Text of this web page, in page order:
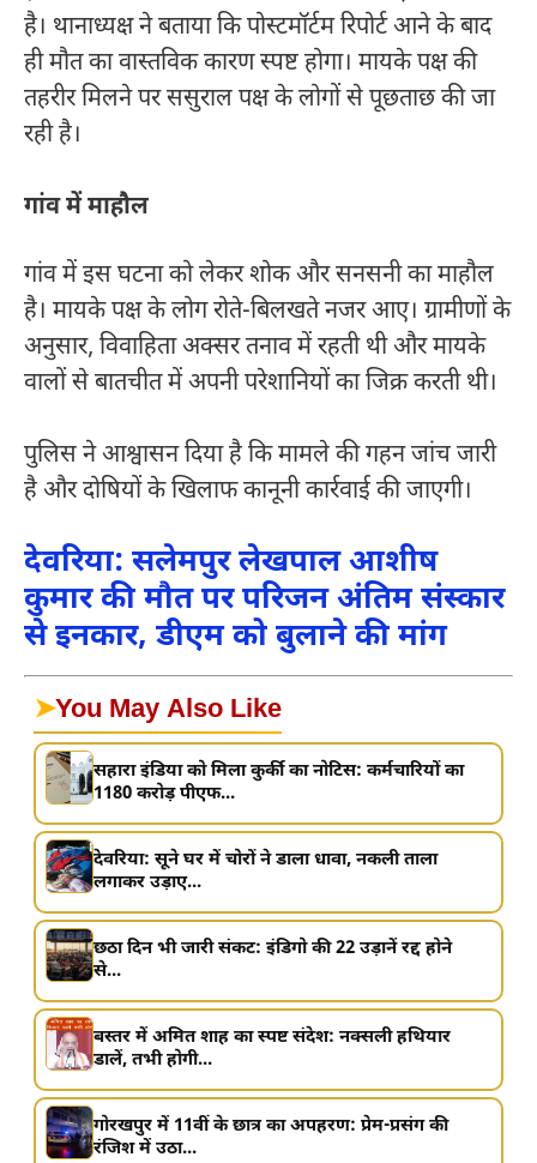
है। थानाध्यक्ष ने बताया कि पोस्टमॉर्टम रिपोर्ट आने के बाद
ही मौत का वास्तविक कारण स्पष्ट होगा। मायके पक्ष की
तहरीर मिलने पर ससुराल पक्ष के लोगों से पूछताछ की जा
रही है।
गांव में माहौल
गांव में इस घटना को लेकर शोक और सनसनी का माहौल
है। मायके पक्ष के लोग रोते-बिलखते नजर आए। ग्रामीणों के
अनुसार, विवाहिता अक्सर तनाव में रहती थी और मायके
वालों से बातचीत में अपनी परेशानियों का जिक्र करती थी।
पुलिस ने आश्वासन दिया है कि मामले की गहन जांच जारी
है और दोषियों के खिलाफ कानूनी कार्रवाई की जाएगी।
देवरिया: सलेमपुर लेखपाल आशीष
कुमार की मौत पर परिजन अंतिम संस्कार
से इनकार, डीएम को बुलाने की मांग
➤You May Also Like
सहारा इंडिया को मिला कुर्की का नोटिस: कर्मचारियों का
1180 करोड़ पीएफ...
देवरिया: सूने घर में चोरों ने डाला धावा, नकली ताला
लगाकर उड़ाए...
छठा दिन भी जारी संकट: इंडिगो की 22 उड़ानें रद्द होने
से...
बस्तर में अमित शाह का स्पष्ट संदेश: नक्सली हथियार
डालें, तभी होगी...
गोरखपुर में 11वीं के छात्र का अपहरण: प्रेम-प्रसंग की
रंजिश में उठा...